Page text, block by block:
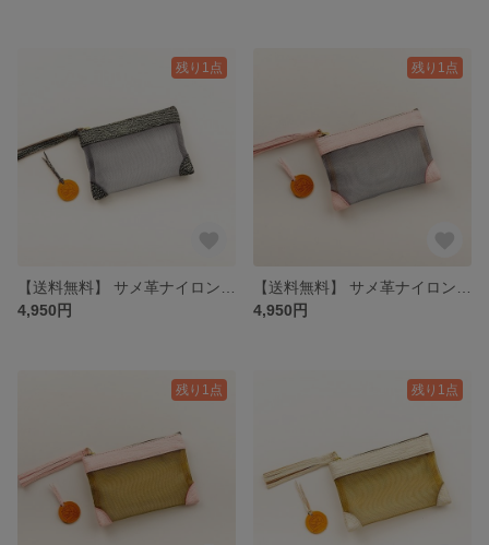
残り1点
4,950円
残り1点
4,950円
残り1点 残り1点